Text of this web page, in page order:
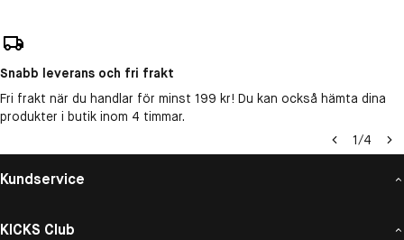
Snabb leverans och fri frakt
Fri frakt när du handlar för minst 199 kr! Du kan också hämta dina
produkter i butik inom 4 timmar.
1/4
Kundservice
KICKS Club